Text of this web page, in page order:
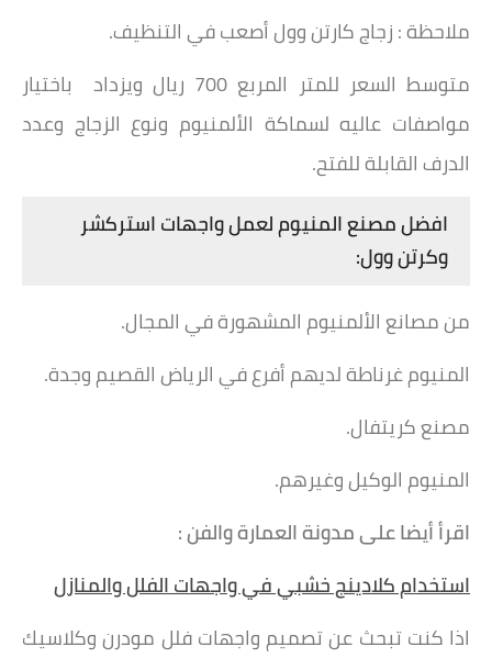
ملاحظة : زجاج كارتن وول أصعب في التنظيف.
متوسط السعر للمتر المربع 700 ريال ويزداد باختيار
مواصفات عاليه لسماكة الألمنيوم ونوع الزجاج وعدد
الدرف القابلة للفتح.
افضل مصنع المنيوم لعمل واجهات استركشر
وكرتن وول:
‏من مصانع الألمنيوم المشهورة في المجال.
المنيوم غرناطة لديهم أفرع في الرياض القصيم وجدة.
مصنع كريتفال.
المنيوم الوكيل وغيرهم.
اقرأ أيضا على مدونة العمارة والفن :
استخدام كلادينج خشبي في واجهات الفلل والمنازل
اذا كنت تبحث عن تصميم واجهات فلل مودرن وكلاسيك